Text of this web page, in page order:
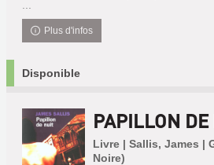
Plus d'infos
Disponible
PAPILLON
Livre | Sallis, James |
Noire)